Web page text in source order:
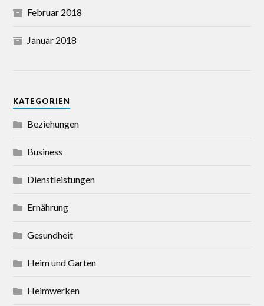
Februar 2018
Januar 2018
KATEGORIEN
Beziehungen
Business
Dienstleistungen
Ernährung
Gesundheit
Heim und Garten
Heimwerken